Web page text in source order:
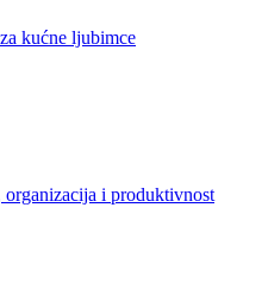
kućne ljubimce
organizacija i produktivnost